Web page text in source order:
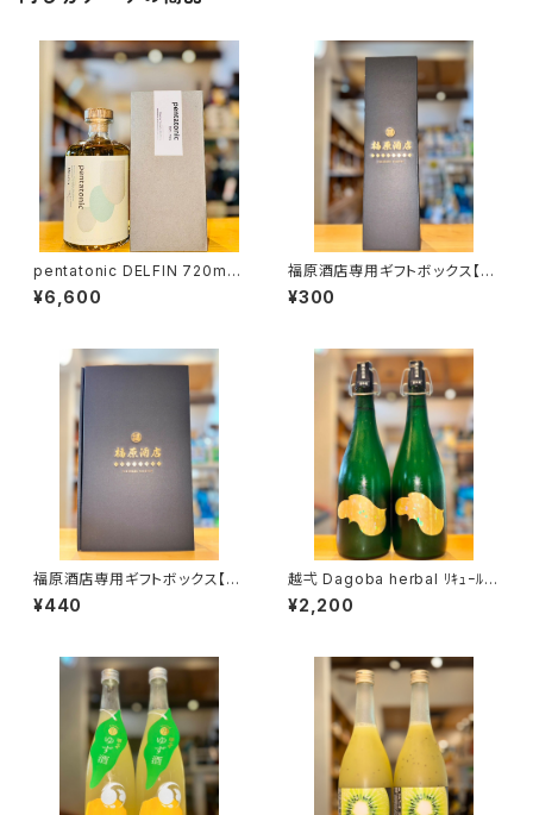
pentatonic DELFIN 720ml１
本（柳田酒造・宮崎県都城市早
鈴町）
¥6,600
福原酒店専用ギフトボックス【7
20ml１本入】
¥300
福原酒店専用ギフトボックス【7
20ml２本入】
¥440
越弌 Dagoba herbal ﾘｷｭｰﾙ 7
20ml１本（株式会社越後鶴亀・
新潟県新潟市西蒲区竹野町）
¥2,200